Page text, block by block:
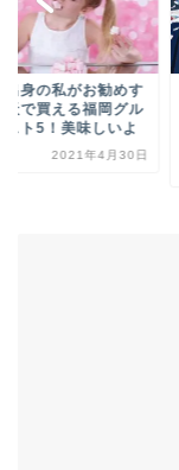
出身の私がお勧めす
天で買える福岡グル
スト5！美味しいよ
2021年4月30日